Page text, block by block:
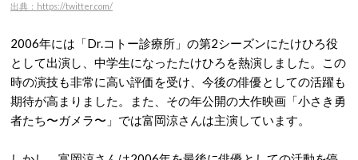
出典：https://twitter.com/
2006年には「Dr.コトー診療所」の第2シーズンにたけひろ役
として出演し、中学生になったたけひろを熱演しました。この
時の演技も非常に高い評価を受け、今後の俳優としての活躍も
期待が高まりました。また、その年公開の大作映画「小さき勇
者たち〜ガメラ〜」では富岡涼さんは主演しています。